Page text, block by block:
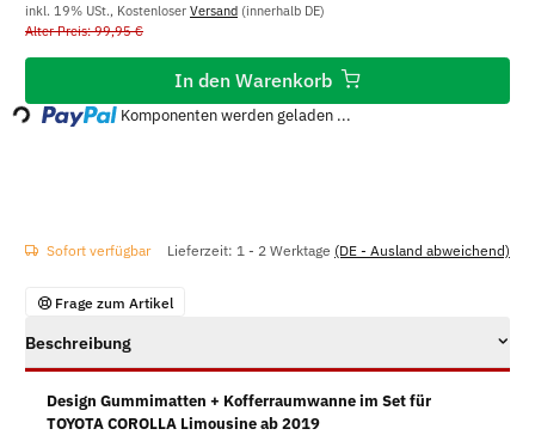
inkl. 19% USt., Kostenloser Versand (innerhalb DE)
Alter Preis: 99,95 €
In den Warenkorb
Loading... Komponenten werden geladen ...
Sofort verfügbar Lieferzeit: 1 - 2 Werktage (DE - Ausland abweichend)
Frage zum Artikel
Beschreibung
Design Gummimatten + Kofferraumwanne im Set für
TOYOTA COROLLA Limousine ab 2019